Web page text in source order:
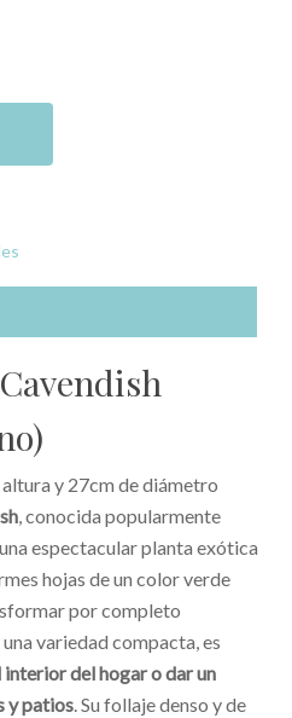
y 27cm de diámetro
, conocida popularmente
espectacular planta exótica
hojas de un color verde
por completo
variedad compacta, es
del hogar o dar un
y patios. Su follaje denso y de